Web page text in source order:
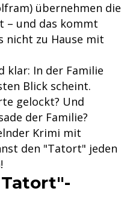
übernehmen die
– und das kommt
nicht zu Hause mit
klar: In der Familie
Blick scheint.
gelockt? Und
der Familie?
Krimi mit
den "Tatort" jeden